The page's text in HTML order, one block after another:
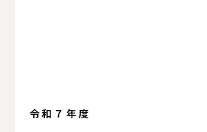
令和７年度